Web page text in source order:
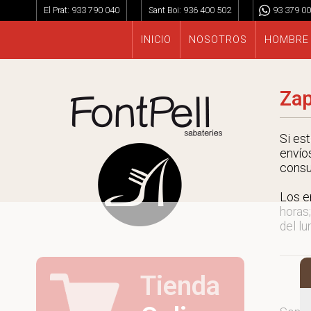
El Prat: 933 790 040 Sant Boi: 936 400 502 93 379
INICIO NOSOTROS HOMBRE
Tienda
Si
Los
del